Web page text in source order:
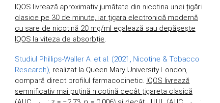
IQOS livrează aproximativ jumătate din nicotina unei țigări
clasice pe 30 de minute, iar țigara electronică modernă
cu sare de nicotină 20 mg/ml egalează sau depășește
IQOS la viteza de absorbție.
Studiul Phillips-Waller A. et al. (2021, Nicotine & Tobacco
Research), realizat la Queen Mary University London,
compară direct profilul farmacocinetic. IQOS livrează
semnificativ mai puțină nicotină decât țigareta clasică